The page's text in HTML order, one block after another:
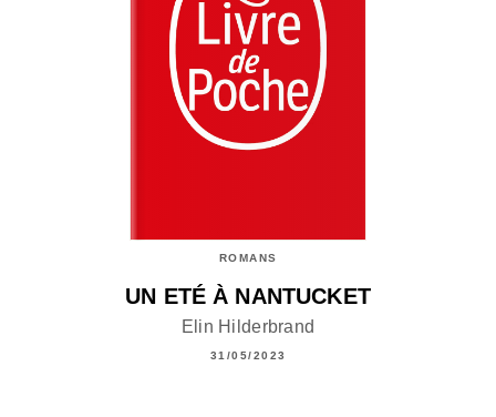
ROMANS
UN ETÉ À NANTUCKET
Elin Hilderbrand
31/05/2023